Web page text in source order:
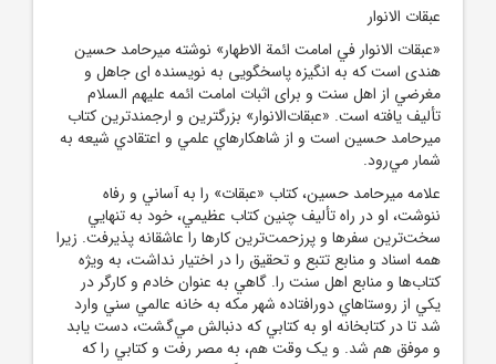
عبقات الانوار
«عبقات الانوار في امامت ائمة الاطهار» نوشته ميرحامد حسين
هندى است که به انگيزه پاسخگويى به نويسنده اى جاهل و
مغرضي از اهل سنت و براى اثبات امامت ائمه عليهم السلام
تأليف يافته است. «عبقات‌الانوار» بزرگترين و ارجمندترين کتاب
ميرحامد حسين است و از شاهکارهاي علمي و اعتقادي شيعه به
شمار مي‌رود.
علامه ميرحامد حسين، کتاب «عبقات» را به آساني و رفاه
ننوشت، او در راه تأليف چنين کتاب عظيمي، خود به تنهايي
سخت‌ترين سفرها و پرزحمت‌ترين کارها را عاشقانه پذيرفت. زيرا
همه اسناد و منابع تتبع و تحقيق را در اختيار نداشت، به ويژه
کتاب‌ها و منابع اهل سنت را. گاهي به عنوان خادم و کارگر در
يکي از روستاهاي دورافتاده شهر مکه به خانه عالمي سني وارد
شد تا در کتابخانه او به کتابي که دنبالش مي‌گشت، دست يابد
و موفق هم شد. و يک وقت هم، به مصر رفت و کتابي را که